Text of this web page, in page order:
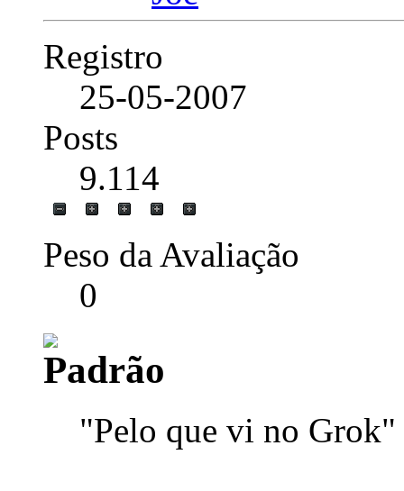
Registro
25-05-2007
Posts
9.114
Peso da Avaliação
0
"Pelo que vi no